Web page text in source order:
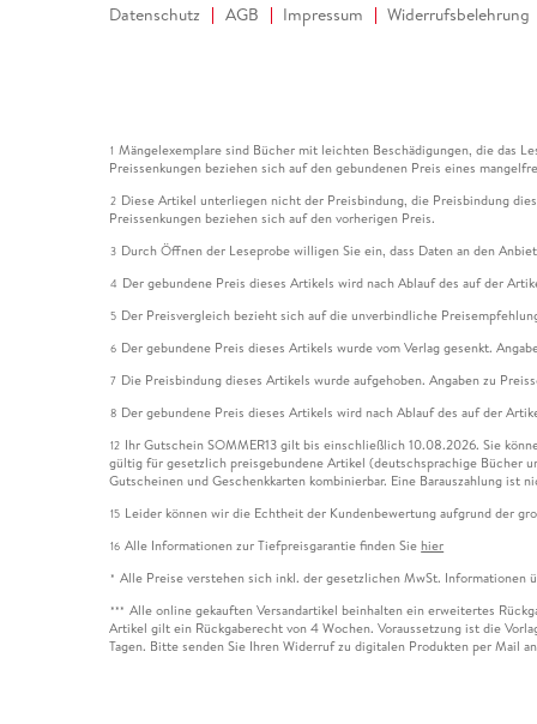
Datenschutz AGB Impressum Widerrufsbelehrung
1 Mängelexemplare sind Bücher mit leichten Beschädigungen, die das
Preissenkungen beziehen sich auf den gebundenen Preis eines
2 Diese Artikel unterliegen nicht der Preisbindung, die Preisbindung
Preissenkungen beziehen sich auf den vorherigen Preis.
3 Durch Öffnen der Leseprobe willigen Sie ein, dass Daten an den
4 Der gebundene Preis dieses Artikels wird nach Ablauf des auf der
5 Der Preisvergleich bezieht sich auf die unverbindliche
6 Der gebundene Preis dieses Artikels wurde vom Verlag gesenkt.
7 Die Preisbindung dieses Artikels wurde aufgehoben. Angaben zu
8 Der gebundene Preis dieses Artikels wird nach Ablauf des auf der
12 Ihr Gutschein SOMMER13 gilt bis einschließlich 10.08.2026. Sie
gültig für gesetzlich preisgebundene Artikel (deutschsprachige Bücher
Gutscheinen und Geschenkkarten kombinierbar. Eine Barauszahlung
15 Leider können wir die Echtheit der Kundenbewertung aufgrund der
16 Alle Informationen zur Tiefpreisgarantie finden Sie hier
* Alle Preise verstehen sich inkl. der gesetzlichen MwSt. Informationen
*** Alle online gekauften Versandartikel beinhalten ein erweitertes
Artikel gilt ein Rückgaberecht von 4 Wochen. Voraussetzung ist die
Tagen. Bitte senden Sie Ihren Widerruf zu digitalen Produkten per Mail